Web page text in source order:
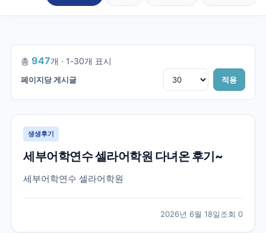
총 947개 · 1-30개 표시
페이지당 게시글 적용
1/32
생생후기
세부어학연수 셀라어학원 다녀온 후기~
세부어학연수 셀라어학원
2026년 6월 18일조회 0